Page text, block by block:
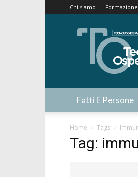
Chi siamo Formazione
Tecnica
Ospedaliera
Fatti E Persone
Home Tags
Tag: